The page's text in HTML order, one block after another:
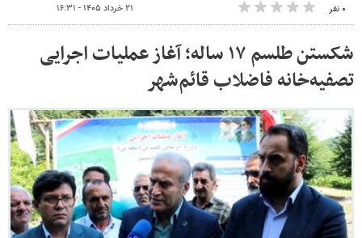
۰ نفر ۲۱ خرداد ۱۴۰۵ - ۱۶:۳۱
شکستن طلسم ۱۷ ساله؛ آغاز عملیات اجرایی
تصفیه‌خانه فاضلاب قائم‌شهر